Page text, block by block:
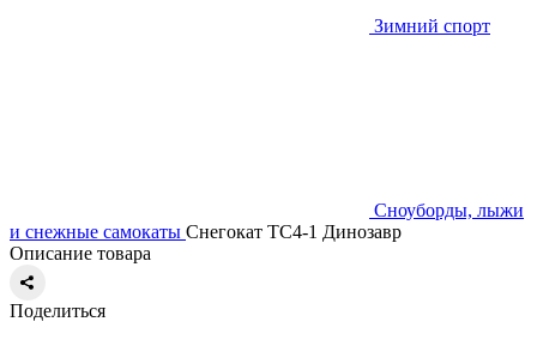
Зимний спорт
Сноуборды, лыжи
и снежные самокаты Снегокат ТС4-1 Динозавр
Описание товара
Поделиться